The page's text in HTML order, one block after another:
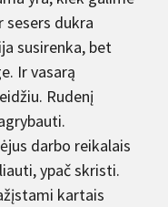
sesers dukra
susirenka, bet
Ir vasarą
Rudenį
darbo reikalais
ypač skristi.
kartais